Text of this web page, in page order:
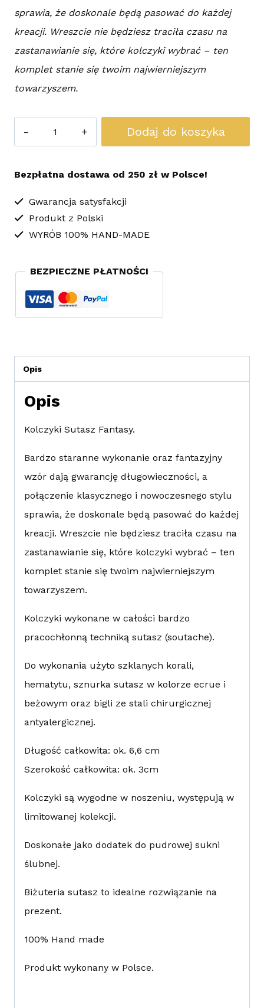
sprawia, że doskonale będą pasować do każdej
kreacji. Wreszcie nie będziesz traciła czasu na
zastanawianie się, które kolczyki wybrać – ten
komplet stanie się twoim najwierniejszym
towarzyszem.
Kolczyki
Fantasy
Dodaj do koszyka
Bezpłatna dostawa od 250 zł w Polsce!
Gwarancja satysfakcji
Produkt z Polski
WYRÓB 100% HAND-MADE
BEZPIECZNE PŁATNOŚCI
Opis
Opis
Kolczyki Sutasz Fantasy.
Bardzo staranne wykonanie oraz fantazyjny
wzór dają gwarancję długowieczności, a
połączenie klasycznego i nowoczesnego stylu
sprawia, że doskonale będą pasować do każdej
kreacji. Wreszcie nie będziesz traciła czasu na
zastanawianie się, które kolczyki wybrać – ten
komplet stanie się twoim najwierniejszym
towarzyszem.
Kolczyki wykonane w całości bardzo
pracochłonną techniką sutasz (soutache).
Do wykonania użyto szklanych korali,
hematytu, sznurka sutasz w kolorze ecrue i
beżowym oraz bigli ze stali chirurgicznej
antyalergicznej.
Długość całkowita: ok. 6,6 cm
Szerokość całkowita: ok. 3cm
Kolczyki są wygodne w noszeniu, występują w
limitowanej kolekcji.
Doskonałe jako dodatek do pudrowej sukni
ślubnej.
Biżuteria sutasz to idealne rozwiązanie na
prezent.
100% Hand made
Produkt wykonany w Polsce.